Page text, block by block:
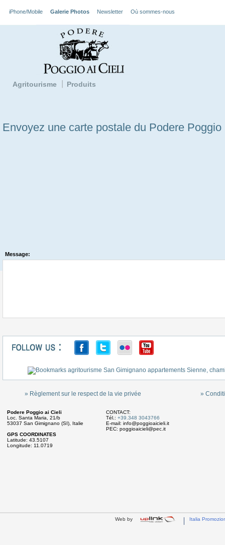
iPhone/Mobile Galerie Photos Newsletter Où sommes-nous
Agritourisme Produits
Envoyez une carte postale du Podere Poggio
Message:
» Règlement sur le respect de la vie privée »
Podere Poggio ai Cieli
Loc. Santa Maria, 21/b
53037 San Gimignano (SI), Italie
GPS COORDINATES
Latitude: 43.5107
Longitude: 11.0719
CONTACT:
Tél.: +39.348 3043766
E-mail: info@poggioaicieli.it
PEC: poggioaicieli@pec.it
Web by Italia